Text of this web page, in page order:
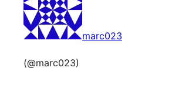
marc023
(@marc023)